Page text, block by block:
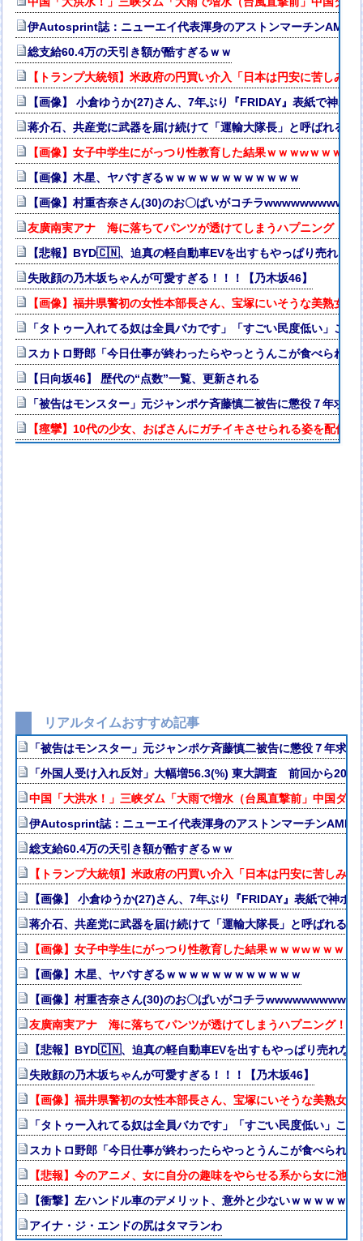
伊Autosprint誌：ニューエイ代表渾身のアストンマーチン
総支給60.4万の天引き額が酷すぎるｗｗ
【トランプ大統領】米政府の円買い介入「日本は円安に苦しみ助
【画像】 小倉ゆうか(27)さん、7年ぶり『FRIDAY』表紙で神ボ
蒋介石、共産党に武器を届け続けて「運輸大隊長」と呼ばれる
【画像】女子中学生にがっつり性教育した結果ｗｗｗwｗｗｗｗ
【画像】木星、ヤバすぎるｗｗｗｗｗｗｗｗｗｗｗｗ
【画像】村重杏奈さん(30)のお〇ぱいがコチラ
友廣南実アナ 海に落ちてパンツが透けてしまうハプニング！！
【悲報】BYD🇨🇳、迫真の軽自動車EVを出すもやっぱり売れない
失敗顔の乃木坂ちゃんが可愛すぎる！！！【乃木坂46】
【画像】福井県警初の女性本部長さん、宝塚にいそうな美熟女だ
「タトゥー入れてる奴は全員バカです」「すごい民度低い」こ
スカトロ野郎「今日仕事が終わったらやっとうんこが食べられ
【日向坂46】 歴代の“点数”一覧、更新される
「被告はモンスター」元ジャンポケ斉藤慎二被告に懲役７年求
【痙攣】10代の少女、おばさんにガチイキさせられる姿を配信
リアルタイムおすすめ記事
「被告はモンスター」元ジャンポケ斉藤慎二被告に懲役７年求
「外国人受け入れ反対」大幅増56.3(%) 東大調査 前回から20ポ
中国「大洪水！」三峡ダム「大雨で増水（台風直撃前」中国ダ
伊Autosprint誌：ニューエイ代表渾身のアストンマーチン
総支給60.4万の天引き額が酷すぎるｗｗ
【トランプ大統領】米政府の円買い介入「日本は円安に苦しみ
【画像】 小倉ゆうか(27)さん、7年ぶり『FRIDAY』表紙で神ボ
蒋介石、共産党に武器を届け続けて「運輸大隊長」と呼ばれる
【画像】女子中学生にがっつり性教育した結果ｗｗｗwｗｗｗｗ
【画像】木星、ヤバすぎるｗｗｗｗｗｗｗｗｗｗｗｗ
【画像】村重杏奈さん(30)のお〇ぱいがコチラ
友廣南実アナ 海に落ちてパンツが透けてしまうハプニング！！
【悲報】BYD🇨🇳、迫真の軽自動車EVを出すもやっぱり売れない
失敗顔の乃木坂ちゃんが可愛すぎる！！！【乃木坂46】
【画像】福井県警初の女性本部長さん、宝塚にいそうな美熟女
「タトゥー入れてる奴は全員バカです」「すごい民度低い」こ
スカトロ野郎「今日仕事が終わったらやっとうんこが食べられ
【悲報】今のアニメ、女に自分の趣味をやらせる系から女に池
【衝撃】左ハンドル車のデメリット、意外と少ないｗｗｗｗｗ
アイナ・ジ・エンドの尻はタマランわ